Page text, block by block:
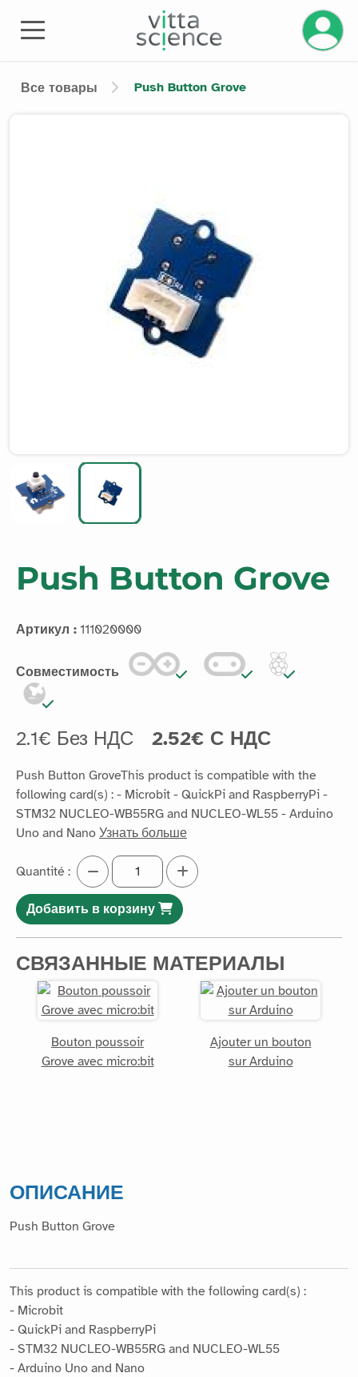
Все товары Push Button Grove
Push Button Grove
Артикул : 111020000
Совместимость
2.1€ Без НДС 2.52€ С НДС
Push Button GroveThis product is compatible with the
following card(s) : - Microbit - QuickPi and RaspberryPi -
STM32 NUCLEO-WB55RG and NUCLEO-WL55 - Arduino
Uno and Nano Узнать больше
Quantité :
Добавить в корзину
СВЯЗАННЫЕ МАТЕРИАЛЫ
Bouton poussoir
Grove avec micro:bit
Ajouter un bouton
sur Arduino
ОПИСАНИЕ
Push Button Grove
This product is compatible with the following card(s) :
- Microbit
- QuickPi and RaspberryPi
- STM32 NUCLEO-WB55RG and NUCLEO-WL55
- Arduino Uno and Nano